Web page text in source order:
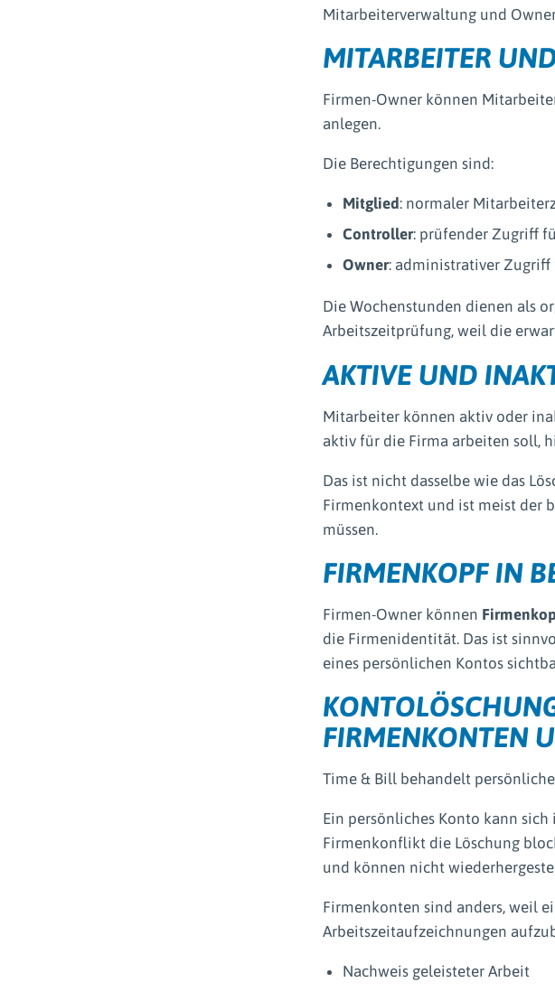
Mitarbeiterverwaltung und
MITARBEITER
Firmen-Owner können
anlegen.
Die Berechtigungen sind:
Mitglied: normaler
Controller: prüfender Zugriff
Owner: administrativer
Die Wochenstunden dienen als
Arbeitszeitprüfung, weil die
AKTIVE UND
Mitarbeiter können aktiv oder
aktiv für die Firma arbeiten soll,
Das ist nicht dasselbe wie das
Firmenkontext und ist meist der
müssen.
FIRMENKOPF IN
Firmen-Owner können
die Firmenidentität. Das ist
eines persönlichen Kontos
FIRMENKONTEN
Time & Bill behandelt
Ein persönliches Konto kann
Firmenkonflikt die Löschung
und können nicht
Firmenkonten sind anders, weil
Arbeitszeitaufzeichnungen
Nachweis geleisteter Arbeit